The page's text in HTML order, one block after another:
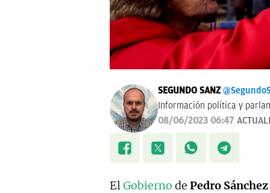
SEGUNDO SANZ
Información política y
08/06/2023 06:47
El Gobierno de Pedro Sánchez